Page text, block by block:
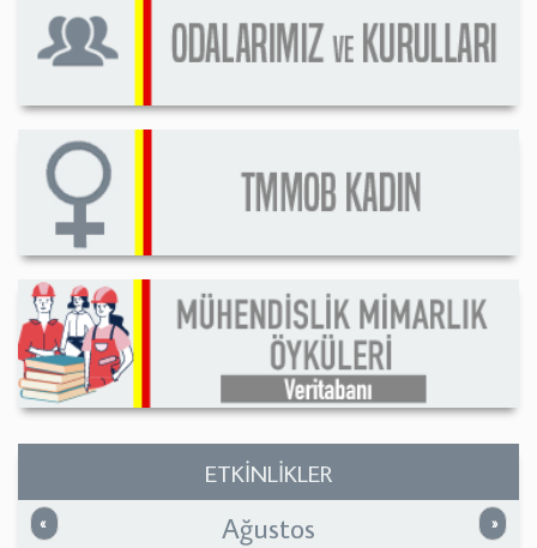
ETKİNLİKLER
« Önceki »
Ağustos